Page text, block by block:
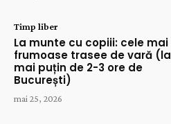
Timp liber
La munte cu copiii: cele mai
frumoase trasee de vară (la
mai puțin de 2-3 ore de
București)
mai 25, 2026